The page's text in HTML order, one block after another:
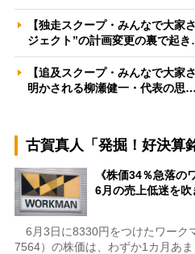
【独走スクープ・みんなで大家
ジェクト”の計画変更の裏で起
【追及スクープ・みんなで大家
明かされる柳瀬健一・代表の思…
古賀真人「発掘！好決算
《株価34％急落の
6月の売上低迷を
6月3日に8330円をつけたワーク
7564）の株価は、わずか1カ月あ